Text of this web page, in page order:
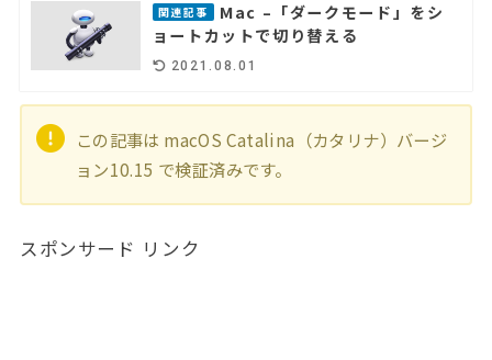
関連記事
Mac –「ダークモード」をシ
ョートカットで切り替える
2021.08.01
この記事は macOS Catalina（カタリナ）バージ
ョン10.15 で検証済みです。
スポンサード リンク